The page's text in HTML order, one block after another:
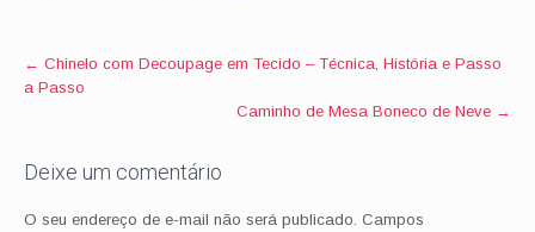
Post
navigation
← Chinelo com Decoupage em Tecido – Técnica, História e Passo
a Passo
Caminho de Mesa Boneco de Neve →
Deixe um comentário
O seu endereço de e-mail não será publicado. Campos